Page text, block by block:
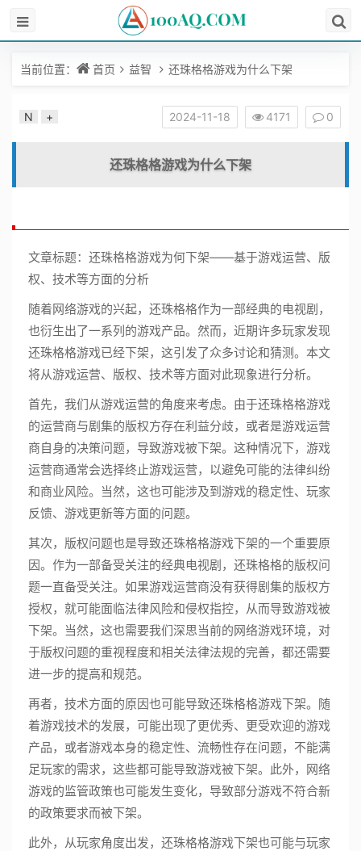
当前位置： 首页 益智 还珠格格游戏为什么下架
2024-11-18 4171 0
N +
还珠格格游戏为什么下架
文章标题：还珠格格游戏为何下架——基于游戏运营、版
权、技术等方面的分析
随着网络游戏的兴起，还珠格格作为一部经典的电视剧，
也衍生出了一系列的游戏产品。然而，近期许多玩家发现
还珠格格游戏已经下架，这引发了众多讨论和猜测。本文
将从游戏运营、版权、技术等方面对此现象进行分析。
首先，我们从游戏运营的角度来考虑。由于还珠格格游戏
的运营商与剧集的版权方存在利益分歧，或者是游戏运营
商自身的决策问题，导致游戏被下架。这种情况下，游戏
运营商通常会选择终止游戏运营，以避免可能的法律纠纷
和商业风险。当然，这也可能涉及到游戏的稳定性、玩家
反馈、游戏更新等方面的问题。
其次，版权问题也是导致还珠格格游戏下架的一个重要原
因。作为一部备受关注的经典电视剧，还珠格格的版权问
题一直备受关注。如果游戏运营商没有获得剧集的版权方
授权，就可能面临法律风险和侵权指控，从而导致游戏被
下架。当然，这也需要我们深思当前的网络游戏环境，对
于版权问题的重视程度和相关法律法规的完善，都还需要
进一步的提高和规范。
再者，技术方面的原因也可能导致还珠格格游戏下架。随
着游戏技术的发展，可能出现了更优秀、更受欢迎的游戏
产品，或者游戏本身的稳定性、流畅性存在问题，不能满
足玩家的需求，这些都可能导致游戏被下架。此外，网络
游戏的监管政策也可能发生变化，导致部分游戏不符合新
的政策要求而被下架。
此外，从玩家角度出发，还珠格格游戏下架也可能与玩家